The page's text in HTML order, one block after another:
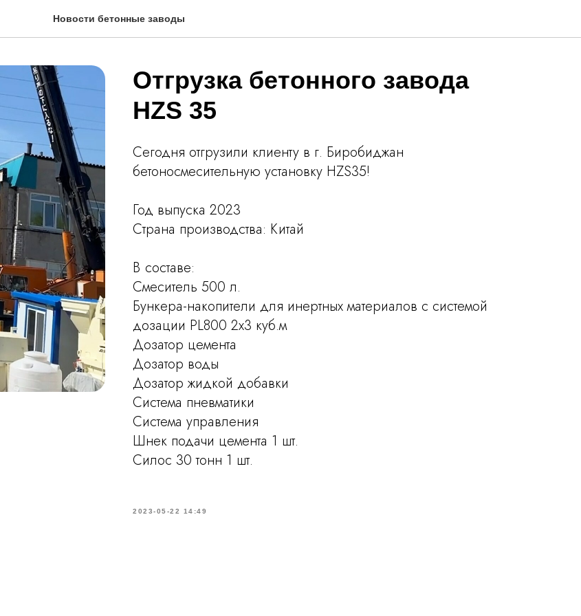
Новости бетонные заводы
Отгрузка бетонного завода
HZS 35
Сегодня отгрузили клиенту в г. Биробиджан
бетоносмесительную установку HZS35!
Год выпуска 2023
Страна производства: Китай
В составе:
Смеситель 500 л.
Бункера-накопители для инертных материалов с системой
дозации PL800 2х3 куб.м
Дозатор цемента
Дозатор воды
Дозатор жидкой добавки
Система пневматики
Система управления
Шнек подачи цемента 1 шт.
Силос 30 тонн 1 шт.
2023-05-22 14:49